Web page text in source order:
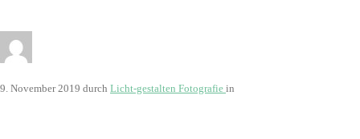
9. November 2019 durch Licht-gestalten Fotografie in